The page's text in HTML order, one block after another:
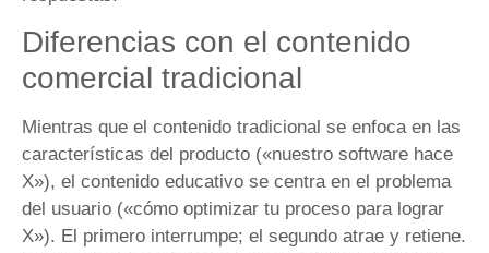
Diferencias con el contenido
comercial tradicional
Mientras que el contenido tradicional se enfoca en las
características del producto («nuestro software hace
X»), el contenido educativo se centra en el problema
del usuario («cómo optimizar tu proceso para lograr
X»). El primero interrumpe; el segundo atrae y retiene.